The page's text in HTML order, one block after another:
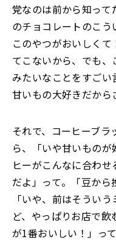
党なのは前から知って
のチョコレートのこう
このやつがおいしく
てこないから、でも、
みたいなことをすごい
甘いもの大好きだから
それで、コーヒーブラ
ら、「いや甘いもの
ヒーがこんなに合わ
だよ」って。「豆から
「いや、前はそうい
ど、やっぱりお店で
が1番おいしい！」っ